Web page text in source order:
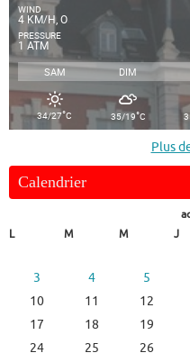
WIND
4 KM/H, O
PRESSURE
1 ATM
SAM DIM
34/27°C 35/19°C
Plus
Calendrier
L
M M J
3
4 5
10
11 12
17
18 19
24
25 26